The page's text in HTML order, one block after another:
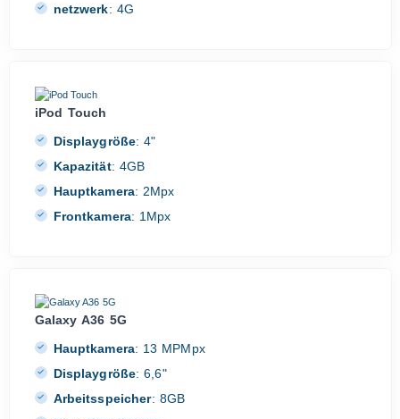
netzwerk: 4G
iPod Touch
Displaygröße: 4"
Kapazität: 4GB
Hauptkamera: 2Mpx
Frontkamera: 1Mpx
Galaxy A36 5G
Hauptkamera: 13 MPMpx
Displaygröße: 6,6"
Arbeitsspeicher: 8GB